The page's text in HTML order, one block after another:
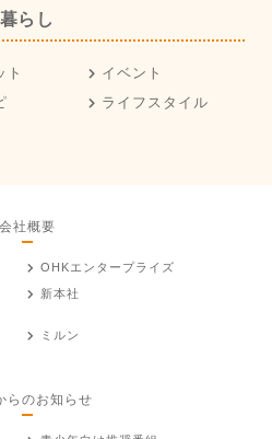
暮らし
ト
イベント
ライフスタイル
会社概要
OHKエンタープライズ
新本社
ミルン
らのお知らせ